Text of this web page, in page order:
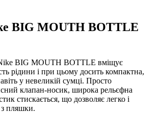
BIG MOUTH BOTTLE
BIG MOUTH BOTTLE вміщує
рідини і при цьому досить компактна,
у невеликій сумці. Просто
клапан-носик, широка рельєфна
стискається, що дозволяє легко і
пляшки.